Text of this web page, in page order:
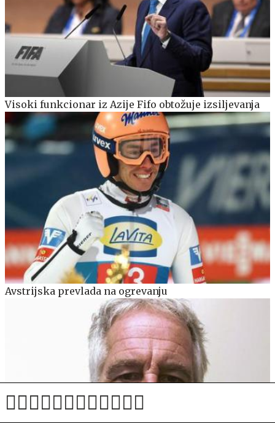
Visoki funkcionar iz Azije Fifo obtožuje izsiljevanja
Avstrijska prevlada na ogrevanju